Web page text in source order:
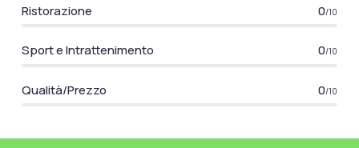
Ristorazione 0/10
Sport e Intrattenimento 0/10
Qualità/Prezzo 0/10